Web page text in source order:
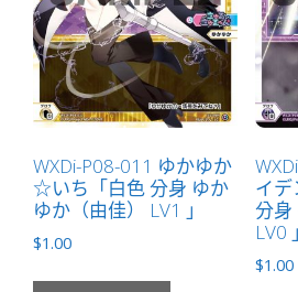
WXDi-P08-011 ゆかゆか
☆いち「白色 分身 ゆか
ゆか（由佳） LV1 」
$1.00
イ
分身
LV0 」
$1.00